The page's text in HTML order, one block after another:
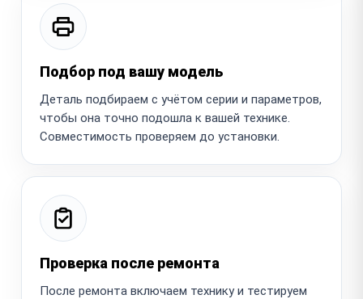
Подбор под вашу модель
Деталь подбираем с учётом серии и параметров,
чтобы она точно подошла к вашей технике.
Совместимость проверяем до установки.
Проверка после ремонта
После ремонта включаем технику и тестируем